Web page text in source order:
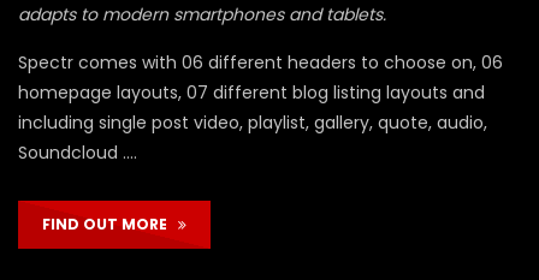
adapts to modern smartphones and tablets.
Spectr comes with 06 different headers to choose on, 06
homepage layouts, 07 different blog listing layouts and
including single post video, playlist, gallery, quote, audio,
Soundcloud ….
FIND OUT MORE